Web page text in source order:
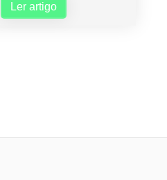
Ler artigo